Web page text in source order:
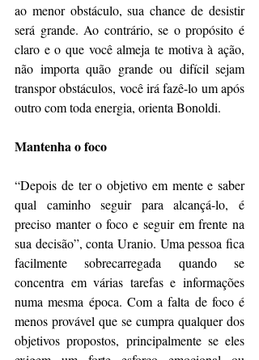
ao menor obstáculo, sua chance de desistir
será grande. Ao contrário, se o propósito é
claro e o que você almeja te motiva à ação,
não importa quão grande ou difícil sejam
transpor obstáculos, você irá fazê-lo um após
outro com toda energia, orienta Bonoldi.
Mantenha o foco
“Depois de ter o objetivo em mente e saber
qual caminho seguir para alcançá-lo, é
preciso manter o foco e seguir em frente na
sua decisão”, conta Uranio. Uma pessoa fica
facilmente sobrecarregada quando se
concentra em várias tarefas e informações
numa mesma época. Com a falta de foco é
menos provável que se cumpra qualquer dos
objetivos propostos, principalmente se eles